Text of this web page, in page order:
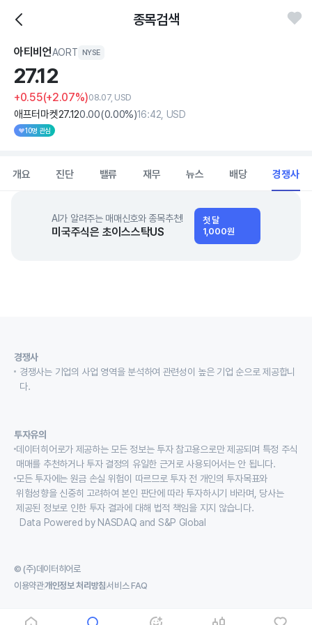
종목검색
아티비언AORT NYSE
27.12
+0.55(+2.07%)08.07, USD
애프터마켓27.120.00(0.00%)16:42, USD
10명 관심
개요 진단 밸류 재무 뉴스 배당 경쟁사
AI가 알려주는 매매신호와 종목추천!
미국주식은 초이스스탁US
첫 달
1,000원
경쟁사
경쟁사는 기업의 사업 영역을 분석하여 관련성이 높은 기업 순으로 제공합니
다.
투자유의
데이터히어로가 제공하는 모든 정보는 투자 참고용으로만 제공되며 특정 주식
매매를 추천하거나 투자 결정의 유일한 근거로 사용되어서는 안 됩니다.
모든 투자에는 원금 손실 위험이 따르므로 투자 전 개인의 투자목표와
위험성향을 신중히 고려하여 본인 판단에 따라 투자하시기 바라며, 당사는
제공된 정보로 인한 투자 결과에 대해 법적 책임을 지지 않습니다.
Data Powered by NASDAQ and S&P Global
© (주)데이터히어로
이용약관개인정보 처리방침서비스 FAQ